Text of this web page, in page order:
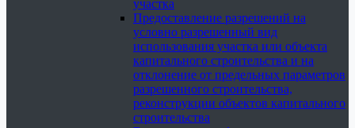
участка
Предоставление разрешений на
условно разрешенный вид
использования участка или объекта
капитального строительства и на
отклонение от предельных параметров
разрешенного строительства,
реконструкции объектов капитального
строительства